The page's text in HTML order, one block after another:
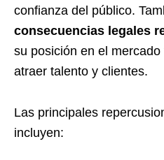
confianza del público.
consecuencias legales
su posición en el
atraer talento y clientes.
Las principales
incluyen: